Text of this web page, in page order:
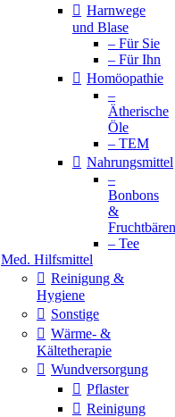
Harnwege
und Blase
– Für Sie
– Für Ihn
Homöopathie
–
Ätherische
Öle
– TEM
Nahrungsmittel
–
Bonbons
&
Fruchtbären
– Tee
Med. Hilfsmittel
Reinigung &
Hygiene
Sonstige
Wärme- &
Kältetherapie
Wundversorgung
Pflaster
Reinigung